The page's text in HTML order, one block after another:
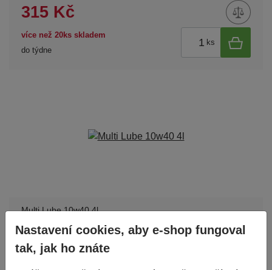
315 Kč
více než 20ks skladem
do týdne
ks
Multi Lube 10w40 4l
650 Kč
více než 20ks skladem
Nastavení cookies, aby e-shop fungoval
tak, jak ho znáte